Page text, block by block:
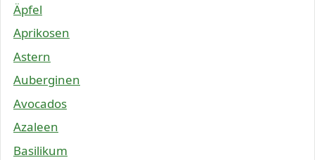
Äpfel
Aprikosen
Astern
Auberginen
Avocados
Azaleen
Basilikum